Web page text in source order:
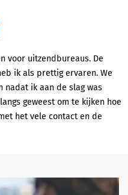
voor uitzendbureaus. De
ik als prettig ervaren. We
nadat ik aan de slag was
geweest om te kijken hoe
het vele contact en de